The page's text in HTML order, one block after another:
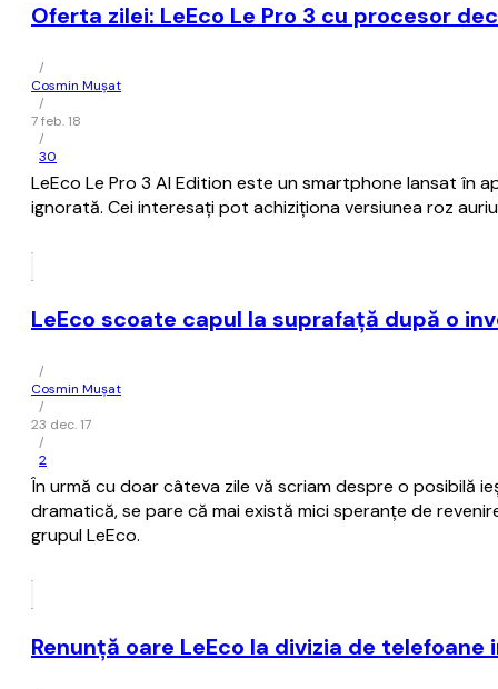
Oferta zilei: LeEco Le Pro 3 cu procesor
/
Cosmin Mușat
/
7 feb. 18
/
30
LeEco Le Pro 3 AI Edition este un smartphone lansat
ignorată. Cei interesaţi pot achiziţiona versiunea roz
LeEco scoate capul la suprafaţă după o
/
Cosmin Mușat
/
23 dec. 17
/
2
În urmă cu doar câteva zile vă scriam despre o posibilă
dramatică, se pare că mai există mici speranţe de
grupul LeEco.
Renunţă oare LeEco la divizia de telefoane